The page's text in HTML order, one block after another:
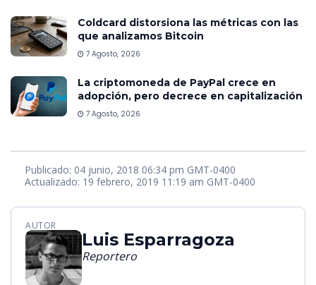
Coldcard distorsiona las métricas con las
que analizamos Bitcoin
7 Agosto, 2026
La criptomoneda de PayPal crece en
adopción, pero decrece en capitalización
7 Agosto, 2026
Publicado: 04 junio, 2018 06:34 pm GMT-0400
Actualizado: 19 febrero, 2019 11:19 am GMT-0400
AUTOR
Luis Esparragoza
Reportero